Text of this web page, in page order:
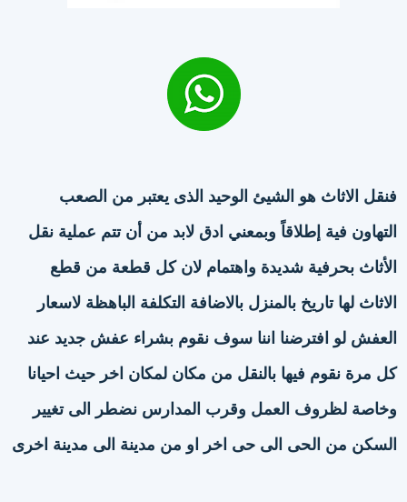
فنقل الاثاث هو الشيئ الوحيد الذى يعتبر من الصعب
التهاون فية إطلاقاً وبمعني ادق لابد من أن تتم عملية نقل
الأثاث بحرفية شديدة واهتمام لان كل قطعة من قطع
الاثاث لها تاريخ بالمنزل بالاضافة التكلفة الباهظة لاسعار
العفش لو افترضنا اننا سوف نقوم بشراء عفش جديد عند
كل مرة نقوم فيها بالنقل من مكان لمكان اخر حيث احيانا
وخاصة لظروف العمل وقرب المدارس نضطر الى تغيير
السكن من الحى الى حى اخر او من مدينة الى مدينة اخرى